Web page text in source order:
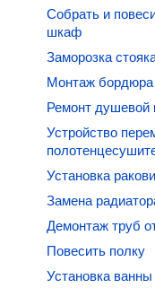
Собрать и
шкаф
Заморозка
Монтаж
Ремонт душевой
Устройство
Установка
Замена
Демонтаж труб
Повесить полку
Установка ванны